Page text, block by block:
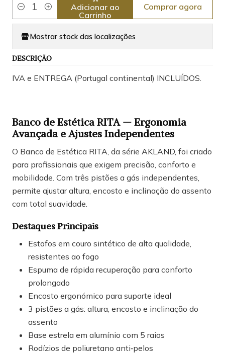
Quantidade
Adicionar ao
Carrinho
Comprar agora
Mostrar stock das localizações
DESCRIÇÃO
IVA e ENTREGA (Portugal continental) INCLUÍDOS.
Banco de Estética RITA — Ergonomia
Avançada e Ajustes Independentes
O Banco de Estética RITA, da série AKLAND, foi criado
para profissionais que exigem precisão, conforto e
mobilidade. Com três pistões a gás independentes,
permite ajustar altura, encosto e inclinação do assento
com total suavidade.
Destaques Principais
Estofos em couro sintético de alta qualidade,
resistentes ao fogo
Espuma de rápida recuperação para conforto
prolongado
Encosto ergonómico para suporte ideal
3 pistões a gás: altura, encosto e inclinação do
assento
Base estrela em alumínio com 5 raios
Rodízios de poliuretano anti‑pelos